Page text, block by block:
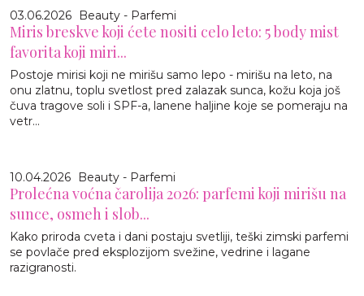
03.06.2026 Beauty - Parfemi
Miris breskve koji ćete nositi celo leto: 5 body mist
favorita koji miri...
Postoje mirisi koji ne mirišu samo lepo - mirišu na leto, na
onu zlatnu, toplu svetlost pred zalazak sunca, kožu koja još
čuva tragove soli i SPF-a, lanene haljine koje se pomeraju na
vetr...
10.04.2026 Beauty - Parfemi
Prolećna voćna čarolija 2026: parfemi koji mirišu na
sunce, osmeh i slob...
Kako priroda cveta i dani postaju svetliji, teški zimski parfemi
se povlače pred eksplozijom svežine, vedrine i lagane
razigranosti.